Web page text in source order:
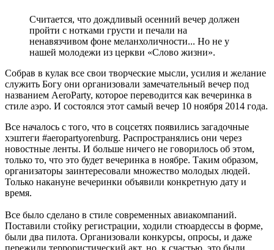
Считается, что дождливый осенний вечер должен
пройти с нотками грусти и печали на
ненавязчивом фоне меланхоличности... Но не у
нашей молодежи из церкви «Слово жизни».
Собрав в кулак все свои творческие мысли, усилия и желание
служить Богу они организовали замечательный вечер под
названием AeroParty, которое переводится как вечеринка в
стиле аэро. И состоялся этот самый вечер 10 ноября 2014 года.
Все началось с того, что в соцсетях появились загадочные
хэштеги #aeropartyorenburg. Распространялись они через
новостные ленты. И больше ничего не говорилось об этом,
только то, что это будет вечеринка в ноябре. Таким образом,
организаторы заинтересовали множество молодых людей.
Только накануне вечеринки объявили конкретную дату и
время.
Все было сделано в стиле современных авиакомпаний.
Поставили стойку регистрации, ходили стюардессы в форме,
были два пилота. Организовали конкурсы, опросы, и даже